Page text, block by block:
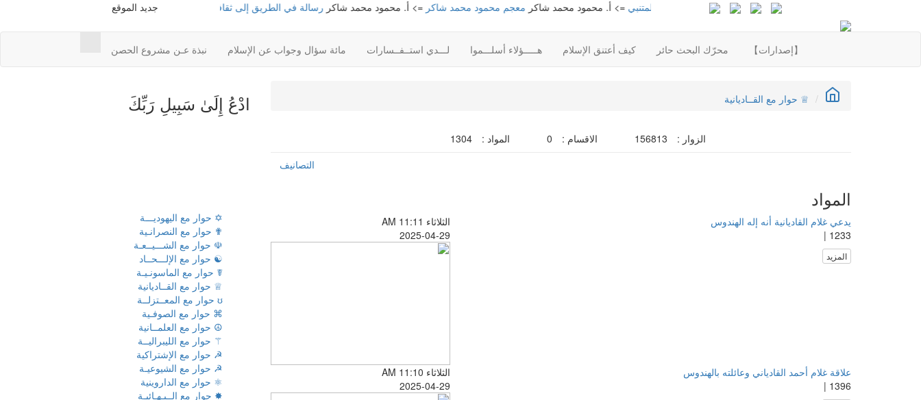
جديد الموقع
القوس العذراء رسالة في الطريق إلى ثقافتنا=> أ. محمود محمد شاكر معجم محمود محمد شاكر=> أ. محمود محمد شاكر => أ. محمود محمد شاكر => أ. محمود محمد شاكر
نبذة عـن مشروع الحصن مائة سؤال وجواب عن الإسلام لـــدي استــفــسارات هـــــؤلاء أسلـــموا كيف أعتنق الإسلام محرّك البحث حائر 【إصدارات】
ادْعُ إِلَىٰ سَبِيلِ رَبِّكَ
✡ حوار مع اليهوديـــة
✟ حوار مع النصرانـية
☫ حوار مع الشـــيــعـة
☯ حوار مع الإلـــحــاد
☤ حوار مع الماسونـيـة
♕ حوار مع القــاديانية
ʊ حوار مع المعــتزلــة
⌘ حوار مع الصوفـية
☮ حوار مع العلمــانية
⚚ حوار مع الليبراليــة
☭ حوار مع الإشتراكية
☭ حوار مع الشيوعيـة
⚛ حوار مع الداروينية
✸ حوار مع الــبـهـائيـة
♕ حوار مع القــاديانية
الزوار : 156813 الاقسام : 0 المواد :
1304
التصانيف
المواد
الثلاثاء AM 11:11
2025-04-29
يدعي غلام القاديانية أنه إله الهندوس
1233 |
المزيد
الثلاثاء AM 11:10
2025-04-29
علاقة غلام أحمد القادياني وعائلته بالهندوس
1396 |